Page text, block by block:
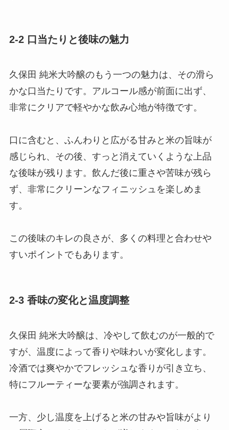
2-2 口当たりと後味の魅力
久保田 純米大吟醸のもう一つの魅力は、その滑ら
かな口当たりです。アルコール感が前面に出ず、
非常にクリアで軽やかな飲み心地が特徴です。
口に含むと、ふんわりと広がる甘みと米の旨味が
感じられ、その後、すっと消えていくような上品
な後味が残ります。飲んだ後に重さや苦味が残ら
ず、非常にクリーンなフィニッシュを楽しめま
す。
この後味のキレの良さが、多くの料理と合わせや
すいポイントでもあります。
2-3 香味の変化と温度調整
久保田 純米大吟醸は、冷やして飲むのが一般的で
すが、温度によって香りや味わいが変化します。
冷酒では爽やかでフレッシュな香りが引き立ち、
特にフルーティーな要素が強調されます。
一方、少し温度を上げると米の甘みや旨味がより